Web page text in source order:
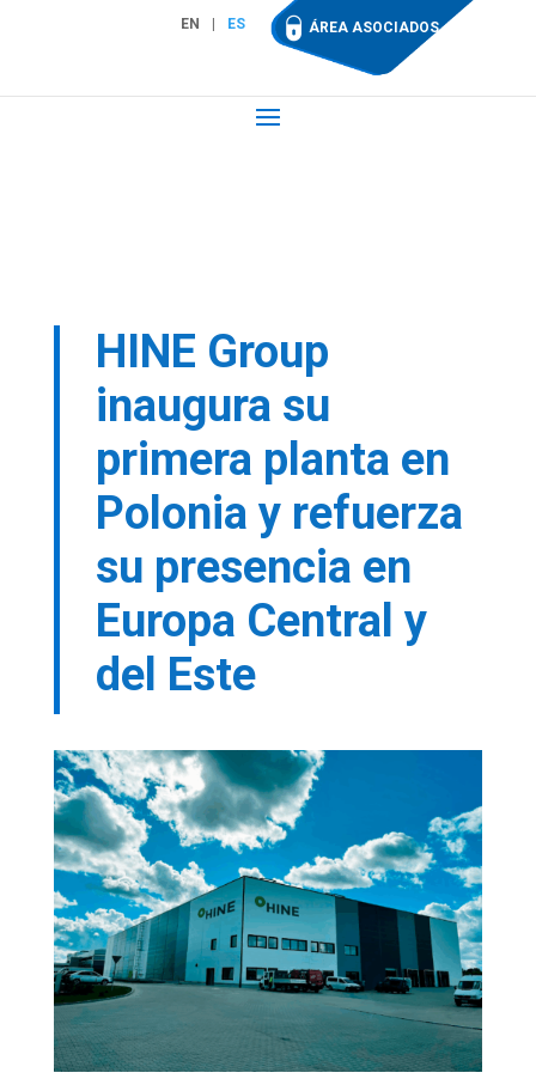
EN ES ÁREA ASOCIADOS
HINE Group
inaugura su
primera planta en
Polonia y refuerza
su presencia en
Europa Central y
del Este